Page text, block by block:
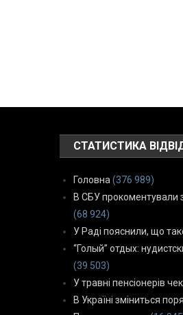
СТАТИСТИКА
Головна (376 989)
В СБУ прокоментували
(68 924)
У Раді пояснили, що
“Голый” отдых:
(39 503)
У травні пенсіонерів
В Україні зміниться